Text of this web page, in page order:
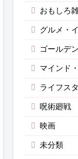
おもしろ
グルメ・
ゴールデ
マインド
ライフス
呪術廻戦
映画
未分類